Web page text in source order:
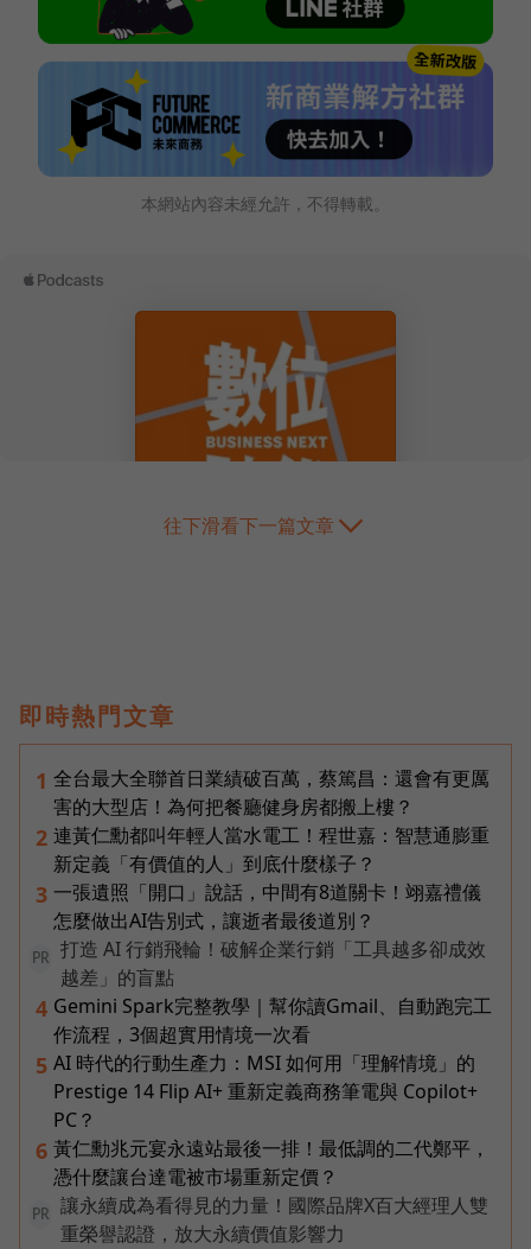
本網站內容未經允許，不得轉載。
往下滑看下一篇文章
即時熱門文章
1 全台最大全聯首日業績破百萬，蔡篤昌：還會有更厲
害的大型店！為何把餐廳健身房都搬上樓？
2 連黃仁勳都叫年輕人當水電工！程世嘉：智慧通膨重
新定義「有價值的人」到底什麼樣子？
3 一張遺照「開口」說話，中間有8道關卡！翊嘉禮儀
怎麼做出AI告別式，讓逝者最後道別？
PR
打造 AI 行銷飛輪！破解企業行銷「工具越多卻成效
越差」的盲點
4 Gemini Spark完整教學｜幫你讀Gmail、自動跑完工
作流程，3個超實用情境一次看
5 AI 時代的行動生產力：MSI 如何用「理解情境」的
Prestige 14 Flip AI+ 重新定義商務筆電與 Copilot+
PC？
6 黃仁勳兆元宴永遠站最後一排！最低調的二代鄭平，
憑什麼讓台達電被市場重新定價？
PR
讓永續成為看得見的力量！國際品牌X百大經理人雙
重榮譽認證，放大永續價值影響力